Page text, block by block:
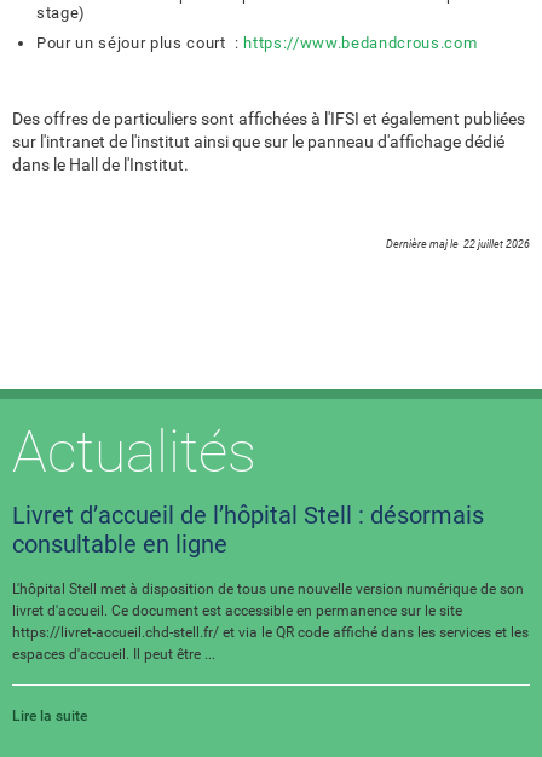
stage)
Pour un séjour plus court : https://www.bedandcrous.com
Des offres de particuliers sont affichées à l'IFSI et également publiées
sur l'intranet de l'institut ainsi que sur le panneau d'affichage dédié
dans le Hall de l'Institut.
Dernière maj le 22 juillet 2026
Actualités
Livret d’accueil de l’hôpital Stell : désormais
consultable en ligne
L'hôpital Stell met à disposition de tous une nouvelle version numérique de son
livret d'accueil. Ce document est accessible en permanence sur le site
https://livret-accueil.chd-stell.fr/ et via le QR code affiché dans les services et les
espaces d'accueil. Il peut être ...
Lire la suite